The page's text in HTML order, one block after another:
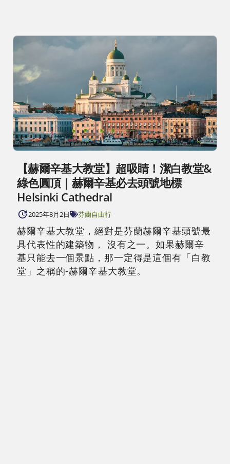
【赫爾辛基大教堂】超吸睛！潔白教堂&
綠色圓頂｜赫爾辛基必去頭號地標
Helsinki Cathedral
2025年8月2日 芬蘭自由行
赫爾辛基大教堂，絕對是芬蘭赫爾辛基頭號最
具代表性的建築物， 沒有之一。如果赫爾辛
基只能去一個景點，那一定得是這個有「白教
堂」之稱的-赫爾辛基大教堂。